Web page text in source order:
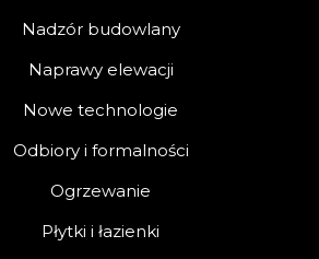
Nadzór budowlany
Naprawy elewacji
Nowe technologie
Odbiory i formalności
Ogrzewanie
Płytki i łazienki